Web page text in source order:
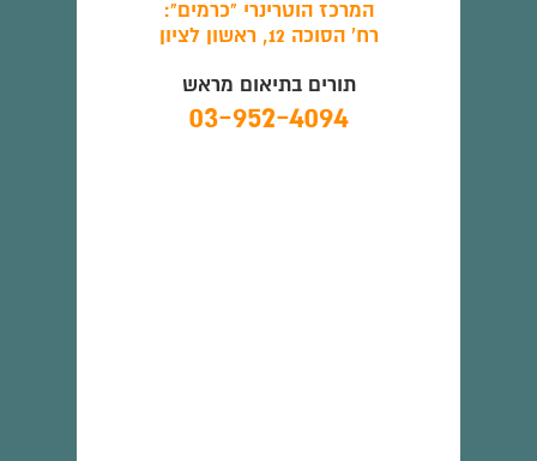
המרכז הוטרינרי "כרמים":
רח' הסוכה 12, ראשון לציון
תורים בתיאום מראש
03-952-4094